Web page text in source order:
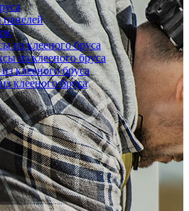
из клееного бруса
из клееного бруса
клееного бруса
клееного бруса